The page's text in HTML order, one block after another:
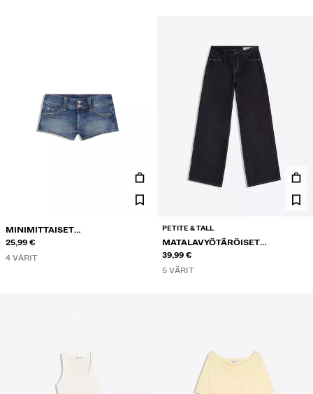
MINIMITTAISET
FARKKUSHORTSIT
25,99 €
4 VÄRIT
PETITE & TALL
MATALAVYÖTÄRÖISET
LEVEÄLAHKEISET FARKUT
39,99 €
5 VÄRIT